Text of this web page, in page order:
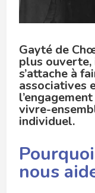
Gayté de
plus
s’attache à
associatives
vivre-
individuel.
nous